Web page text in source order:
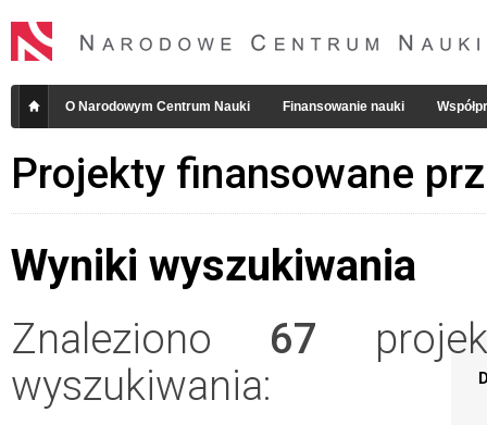
O Narodowym Centrum Nauki Finansowanie nauki
Projekty finansowane
Wyniki wyszukiwania
Znaleziono 67
wyszukiwania: